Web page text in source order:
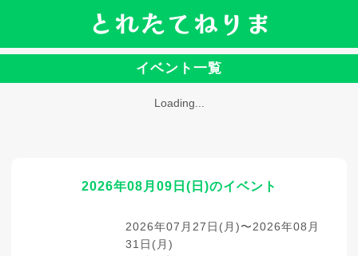
とれたてねりま
イベント一覧
Loading...
2026年08月09日(日)のイベント
2026年07月27日(月)〜2026年08月
31日(月)